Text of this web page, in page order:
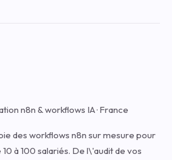
n8n & workflows IA · France
des workflows n8n sur mesure pour
à 100 salariés. De l\'audit de vos